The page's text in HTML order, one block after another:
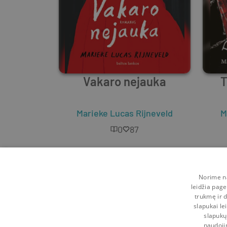
Vakaro nejauka
Marieke Lucas Rijneveld
0
87
Norime
leidžia
trukmę ir
slapukai